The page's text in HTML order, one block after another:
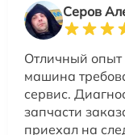
Серов
Отличный
машина
сервис.
запчасти
приехал на